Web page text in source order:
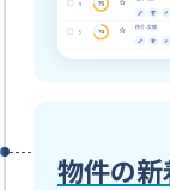
物件の新